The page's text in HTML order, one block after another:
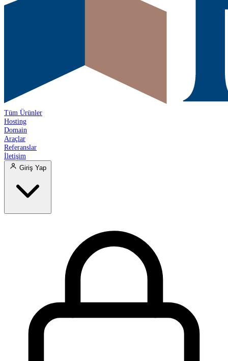
Tüm Ürünler
Hosting
Domain
Araçlar
Referanslar
İletişim
Giriş Yap